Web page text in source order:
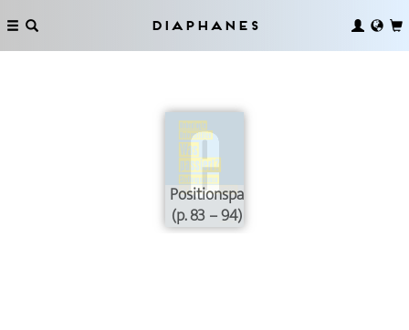
Diaphanes
Positionspapiere
(p. 83 – 94)